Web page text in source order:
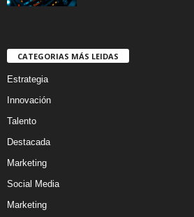
CATEGORIAS MÁS LEIDAS
Estrategia
Innovación
Talento
Destacada
Marketing
Social Media
Marketing